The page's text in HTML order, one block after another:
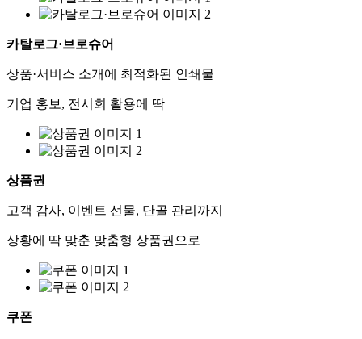
카탈로그·브로슈어
상품·서비스 소개에 최적화된 인쇄물
기업 홍보, 전시회 활용에 딱
상품권
고객 감사, 이벤트 선물, 단골 관리까지
상황에 딱 맞춘 맞춤형 상품권으로
쿠폰